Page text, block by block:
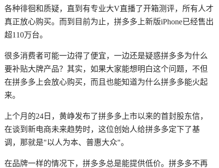
各种徘徊和质疑，直到有专业大V直播了开箱测评，所有人才
真正放心购买。而到目前为止，拼多多上新版iPhone已经售出
超110万台。
很多消费者可能一边得了便宜，一边还是疑惑拼多多为什么
要补贴大牌产品？其实，如果大家能想明白这个问题，不但
在拼多多上会放心购买，而且也能知道为什么拼多多能火起
来。
上个月的24日，黄峥发布了拼多多上市以来的首封股东信，
在谈到新电商未来趋势时，这位创始人给拼多多定下了基
调，那就是"以人为本、普惠大众"。
在品牌一样的情况下，拼多多总是能提供低价。拼多多不再